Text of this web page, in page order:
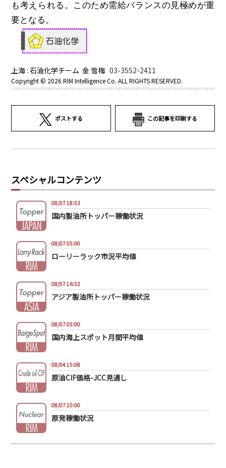
も考えられる。このため需給バランスの見極めが重
要となる。
上海 : 石油化学チーム 金 雪梅03-3552-2411
Copyright © 2026 RIM Intelligence Co. ALL RIGHTS RESERVED.
ポストする この記事を印刷する
スペシャルコンテンツ
08/07 18:53
国内製油所トッパー稼働状況
08/07 05:00
ローリーラック市況平均値
08/07 16:52
アジア製油所トッパー稼働状況
08/07 05:00
国内海上スポット月間平均値
08/04 15:08
原油CIF価格-JCC見通し
08/07 10:00
原発稼働状況